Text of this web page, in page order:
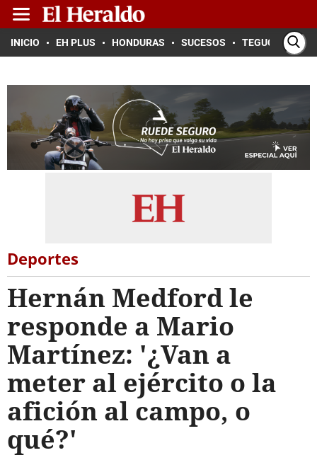
INICIO EH PLUS HONDURAS SUCESOS TEGUCIGALPA
Deportes
Hernán Medford le
responde a Mario
Martínez: '¿Van a
meter al ejército o la
afición al campo, o
qué?'